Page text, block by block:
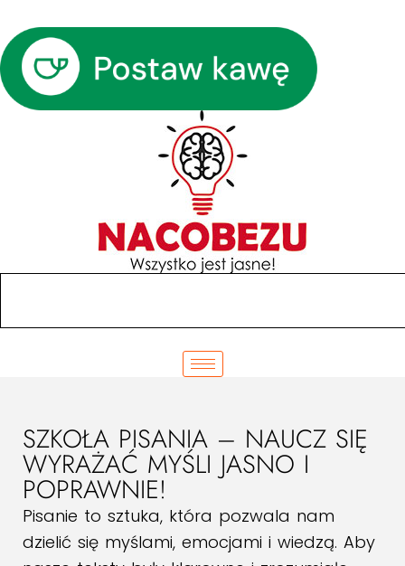
SZKOŁA PISANIA – NAUCZ SIĘ
WYRAŻAĆ MYŚLI JASNO I
POPRAWNIE!
Pisanie to sztuka, która pozwala nam
dzielić się myślami, emocjami i wiedzą. Aby